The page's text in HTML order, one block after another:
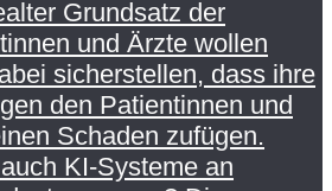
Grundsatz der
und Ärzte wollen
sicherstellen, dass ihre
den Patientinnen und
Schaden zufügen.
KI-Systeme an